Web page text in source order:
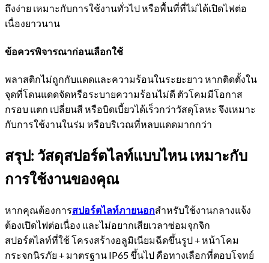
ถึงง่าย เหมาะกับการใช้งานทั่วไป หรือพื้นที่ที่ไม่ได้เปิดไฟต่อ
เนื่องยาวนาน
ข้อควรพิจารณาก่อนเลือกใช้
พลาสติกไม่ถูกกับแดดและความร้อนในระยะยาว หากติดตั้งใน
จุดที่โดนแดดจัดหรือระบายความร้อนไม่ดี ตัวโคมมีโอกาส
กรอบ แตก เปลี่ยนสี หรือบิดเบี้ยวได้เร็วกว่าวัสดุโลหะ จึงเหมาะ
กับการใช้งานในร่ม หรือบริเวณที่หลบแดดมากกว่า
สรุป: วัสดุสปอร์ตไลท์แบบไหน เหมาะกับ
การใช้งานของคุณ
หากคุณต้องการสปอร์ตไลท์ภายนอกสำหรับใช้งานกลางแจ้ง
ต้องเปิดไฟต่อเนื่อง และไม่อยากเสียเวลาซ่อมจุกจิก
สปอร์ตไลท์ที่ใช้ โครงสร้างอลูมิเนียมฉีดขึ้นรูป + หน้าโคม
กระจกนิรภัย + มาตรฐาน IP65 ขึ้นไป คือทางเลือกที่ตอบโจทย์